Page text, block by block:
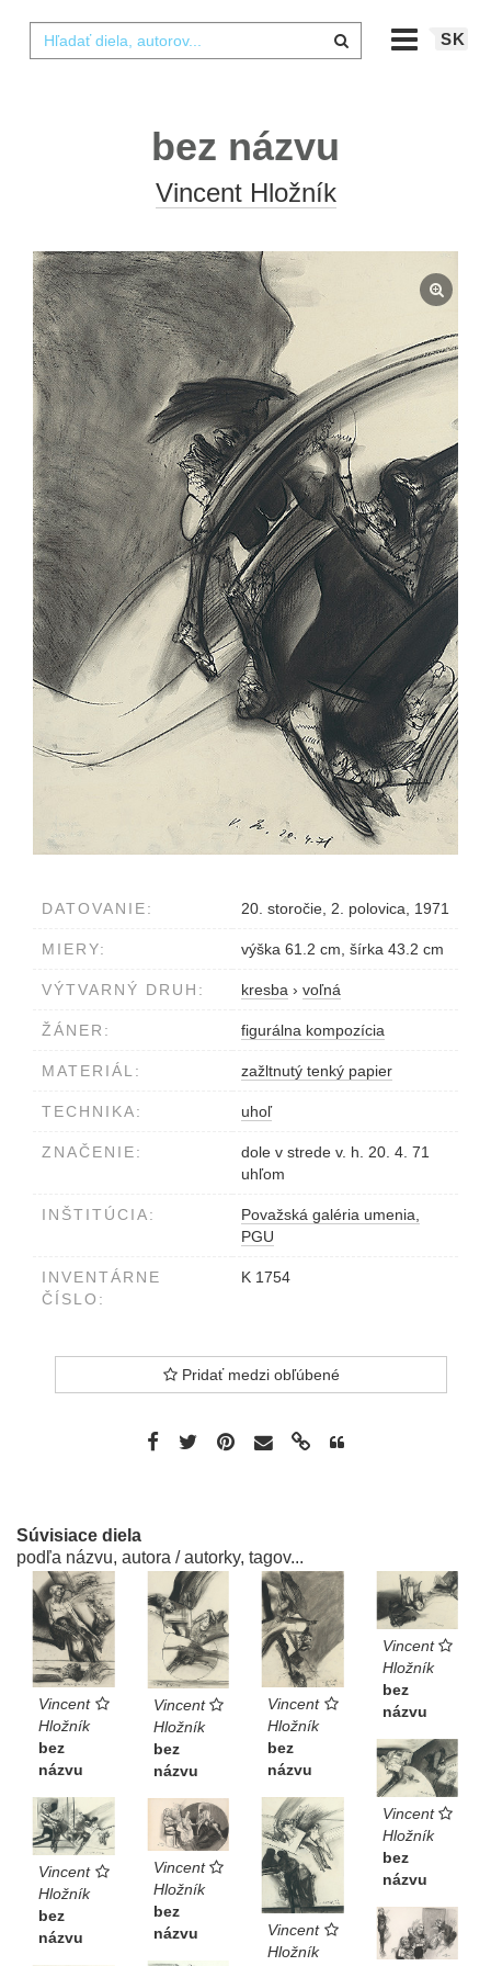
SK
bez názvu
Vincent Hložník
DATOVANIE: 20. storočie, 2. polovica, 1971
MIERY: výška 61.2 cm, šírka 43.2 cm
VÝTVARNÝ DRUH: kresba › voľná
ŽÁNER: figurálna kompozícia
MATERIÁL: zažltnutý tenký papier
TECHNIKA: uhoľ
ZNAČENIE:
dole v strede v. h. 20. 4. 71
uhľom
INŠTITÚCIA:
Považská galéria umenia,
PGU
INVENTÁRNE
ČÍSLO:
K 1754
Pridať medzi obľúbené
Súvisiace diela
podľa názvu, autora / autorky, tagov...
Vincent
Hložník
bez
názvu
Vincent
Hložník
bez
názvu
Vincent
Hložník
bez
názvu
Vincent
Hložník
bez
názvu
Vincent
Hložník
bez
názvu
Vincent
Hložník
bez
názvu
Vincent
Hložník
Vincent
Hložník
bez
názvu